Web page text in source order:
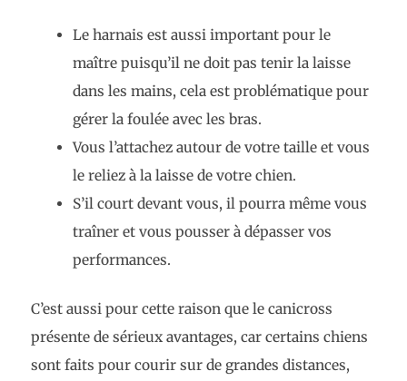
Le harnais est aussi important pour le
maître puisqu’il ne doit pas tenir la laisse
dans les mains, cela est problématique pour
gérer la foulée avec les bras.
Vous l’attachez autour de votre taille et vous
le reliez à la laisse de votre chien.
S’il court devant vous, il pourra même vous
traîner et vous pousser à dépasser vos
performances.
C’est aussi pour cette raison que le canicross
présente de sérieux avantages, car certains chiens
sont faits pour courir sur de grandes distances,